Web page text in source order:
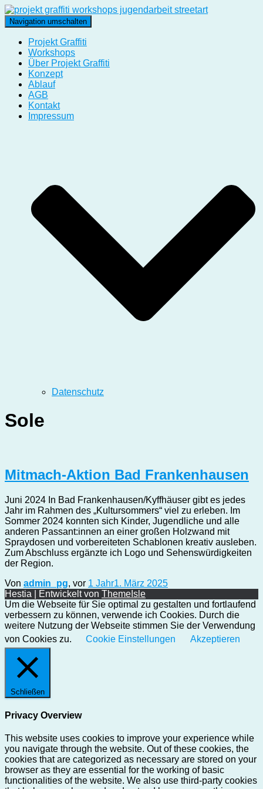
Navigation umschalten
Projekt Graffiti
Workshops
Über Projekt Graffiti
Konzept
Ablauf
AGB
Kontakt
Impressum
Datenschutz
Sole
Mitmach-Aktion Bad Frankenhausen
Juni 2024 In Bad Frankenhausen/Kyffhäuser gibt es jedes
Jahr im Rahmen des „Kultursommers“ viel zu erleben. Im
Sommer 2024 konnten sich Kinder, Jugendliche und alle
anderen Passant:innen an einer großen Holzwand mit
Spraydosen und vorbereiteten Schablonen kreativ ausleben.
Zum Abschluss ergänzte ich Logo und Sehenswürdigkeiten
der Region.
Von admin_pg, vor 1 Jahr1. März 2025
Hestia | Entwickelt von ThemeIsle
Um die Webseite für Sie optimal zu gestalten und fortlaufend
verbessern zu können, verwende ich Cookies. Durch die
weitere Nutzung der Webseite stimmen Sie der Verwendung
von Cookies zu.
Cookie Einstellungen Akzeptieren
Schließen
Privacy Overview
This website uses cookies to improve your experience while
you navigate through the website. Out of these cookies, the
cookies that are categorized as necessary are stored on your
browser as they are essential for the working of basic
functionalities of the website. We also use third-party cookies